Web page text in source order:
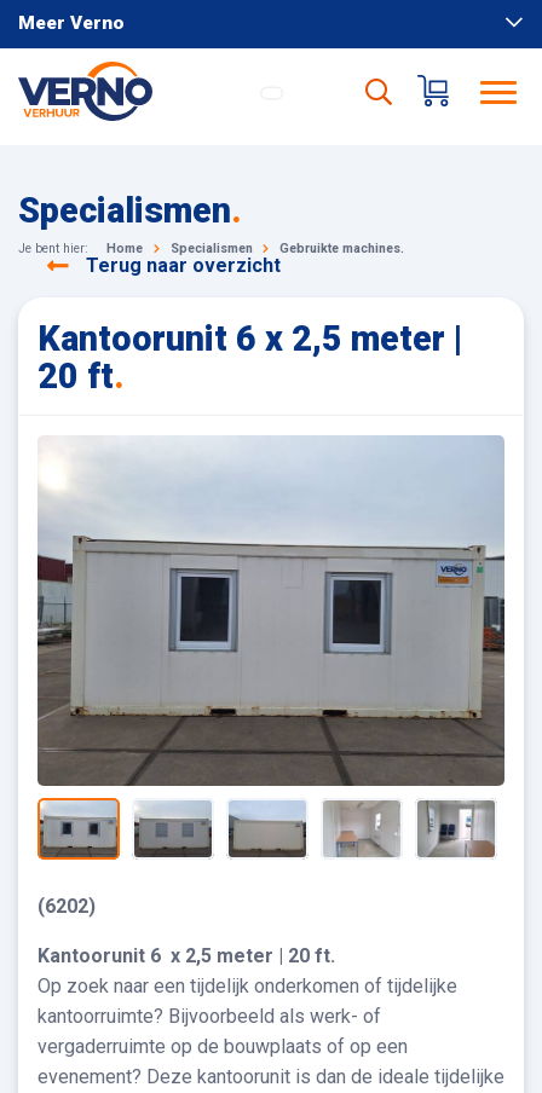
Meer Verno
Specialismen.
Je bent hier: Home Specialismen Gebruikte machines.
Terug naar overzicht
Kantoorunit 6 x 2,5 meter |
20 ft.
(6202)
Kantoorunit 6 x 2,5 meter | 20 ft.
Op zoek naar een tijdelijk onderkomen of tijdelijke
kantoorruimte? Bijvoorbeeld als werk- of
vergaderruimte op de bouwplaats of op een
evenement? Deze kantoorunit is dan de ideale tijdelijke